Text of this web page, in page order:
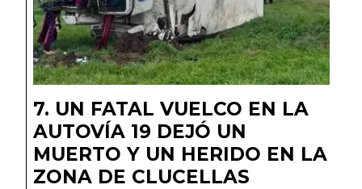
UN FATAL VUELCO EN LA
AUTOVÍA 19 DEJÓ UN
MUERTO Y UN HERIDO EN LA
ZONA DE CLUCELLAS